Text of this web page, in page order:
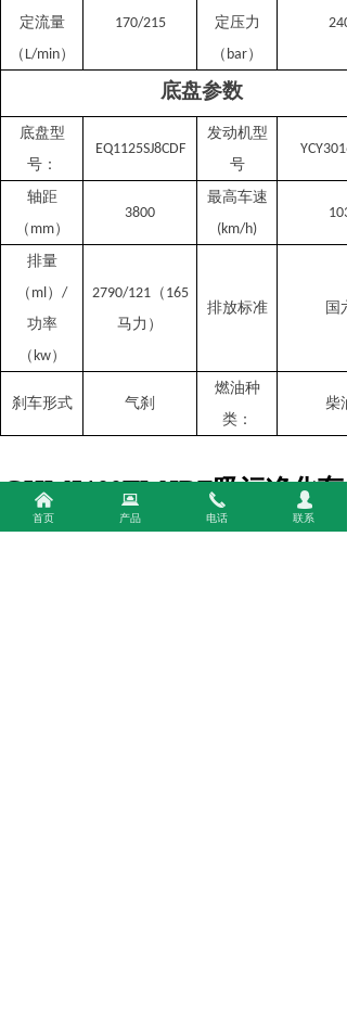
定流量
（ L/min）
170/215
定压力
（ bar）
240
底盘参数
底盘型
号：
EQ1125SJ8CDF
发动机型
号
轴距
（ mm）
3800
最高车速
(km/h)
103
排量
（ ml） /
功率
（kw）
2790/121（ 165
马力）
排放标准 国六
刹车形式 气刹
燃油种
类：
柴油
GHW5100TWJDF吸污净化车
产品特点
낀
首页
뀵
产品
끅
电话
넙
联系